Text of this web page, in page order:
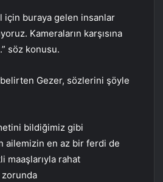
için buraya gelen insanlar
Kameraların karşısına
söz konusu.
belirten Gezer, sözlerini şöyle
bildiğimiz gibi
ailemizin en az bir ferdi de
maaşlarıyla rahat